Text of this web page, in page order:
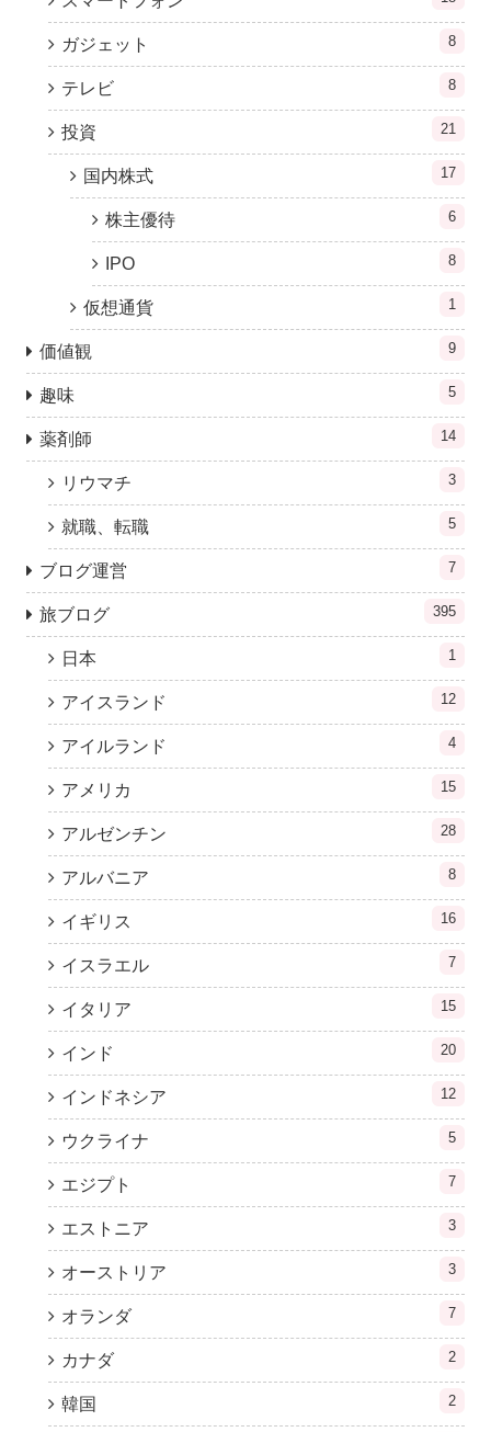
ガジェット 8
テレビ 8
投資 21
国内株式 17
株主優待 6
IPO 8
仮想通貨 1
価値観 9
趣味 5
薬剤師 14
リウマチ 3
就職、転職 5
ブログ運営 7
旅ブログ 395
日本 1
アイスランド 12
アイルランド 4
アメリカ 15
アルゼンチン 28
アルバニア 8
イギリス 16
イスラエル 7
イタリア 15
インド 20
インドネシア 12
ウクライナ 5
エジプト 7
エストニア 3
オーストリア 3
オランダ 7
カナダ 2
韓国 2